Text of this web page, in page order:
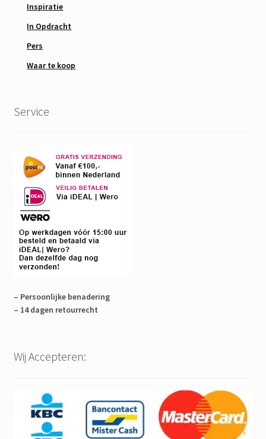
Inspiratie
In Opdracht
Pers
Waar te koop
Service
– Persoonlijke benadering
– 14 dagen retourrecht
Wij Accepteren: